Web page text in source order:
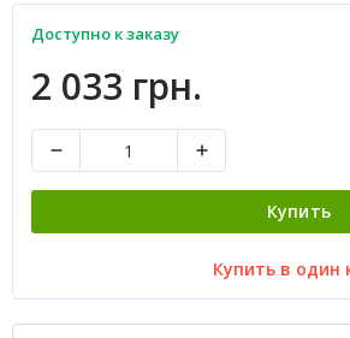
Доступно к заказу
2 033 грн.
Купить
Купить в один